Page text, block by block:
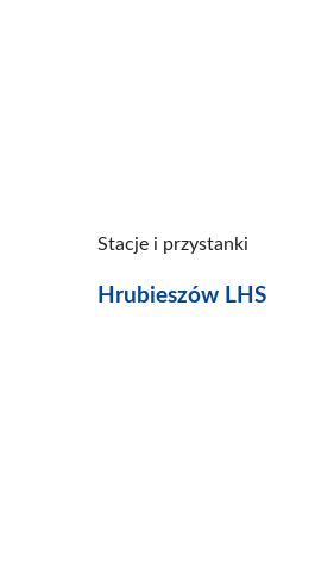
Stacje i przystanki
Hrubieszów LHS